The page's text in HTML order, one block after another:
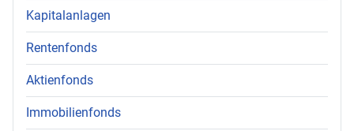
Kapitalanlagen
Rentenfonds
Aktienfonds
Immobilienfonds